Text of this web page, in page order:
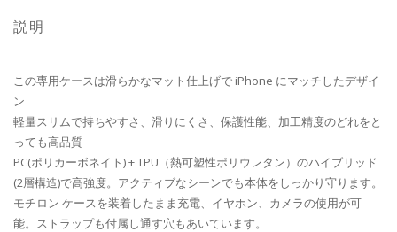
説明
この専用ケースは滑らかなマット仕上げで iPhone にマッチしたデザイ
ン
軽量スリムで持ちやすさ、滑りにくさ、保護性能、加工精度のどれをと
っても高品質
PC(ポリカーボネイト) + TPU（熱可塑性ポリウレタン）のハイブリッド
(2層構造)で高強度。アクティブなシーンでも本体をしっかり守ります。
モチロン ケースを装着したまま充電、イヤホン、カメラの使用が可
能。ストラップも付属し通す穴もあいています。